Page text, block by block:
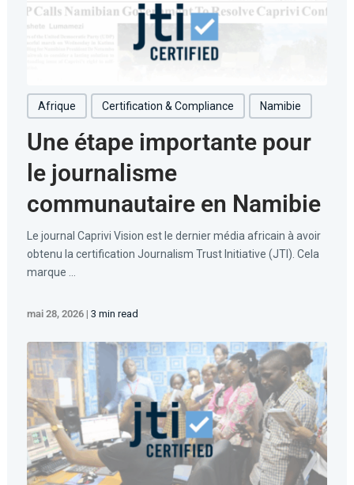
Afrique Certification & Compliance Namibie
Une étape importante pour
le journalisme
communautaire en Namibie
Le journal Caprivi Vision est le dernier média africain à avoir
obtenu la certification Journalism Trust Initiative (JTI). Cela
marque ...
mai 28, 2026| 3 min read